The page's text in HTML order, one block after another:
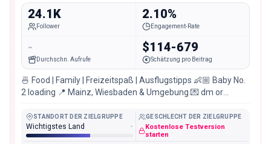
24.1K
Follower
2.10%
Engagement-Rate
-
Durchschn. Aufrufe
$114-679
Schätzung pro Beitrag
🍜 Food | Family | Freizeitspaß | Ausflugstipps 👶🏼 Baby No.
2 loading 📍 Mainz, Wiesbaden & Umgebung 💌 dm or
STANDORT DER ZIELGRUPPE
Wichtigstes Land -
GESCHLECHT DER ZIELGRUPPE
Kostenlose Testversion
starten